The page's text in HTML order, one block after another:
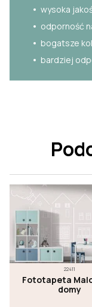
wysoka
odporność
bogatsze
bardziej
22411
Fototapeta
domy